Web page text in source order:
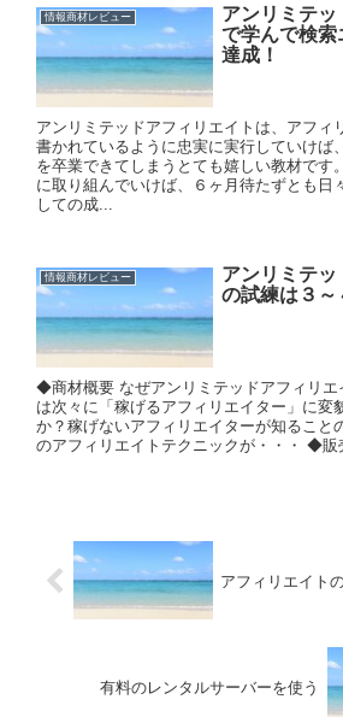
情報商材レビュー
アンリミテッ
で学んで検索
達成！
アンリミテッドアフィリエイトは、アフィ
書かれているように忠実に実行していけば
を卒業できてしまうとても嬉しい教材です
に取り組んでいけば、６ヶ月待たずとも日
しての成...
情報商材レビュー
アンリミテッ
の試練は３～
◆商材概要 なぜアンリミテッドアフィリエ
は次々に「稼げるアフィリエイター」に変
か？稼げないアフィリエイターが知ること
のアフィリエイトテクニックが・・・ ◆販
アフィリエイト
有料のレンタルサーバーを使う